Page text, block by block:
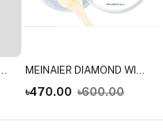
MEINAIER DIAMOND WITH
GLASS SKIN EFFECT
SOOTHING GEL (ORIGIAL)
৳470.00 ৳600.00